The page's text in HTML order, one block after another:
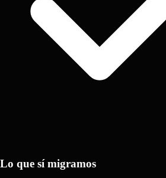
Lo que sí migramos